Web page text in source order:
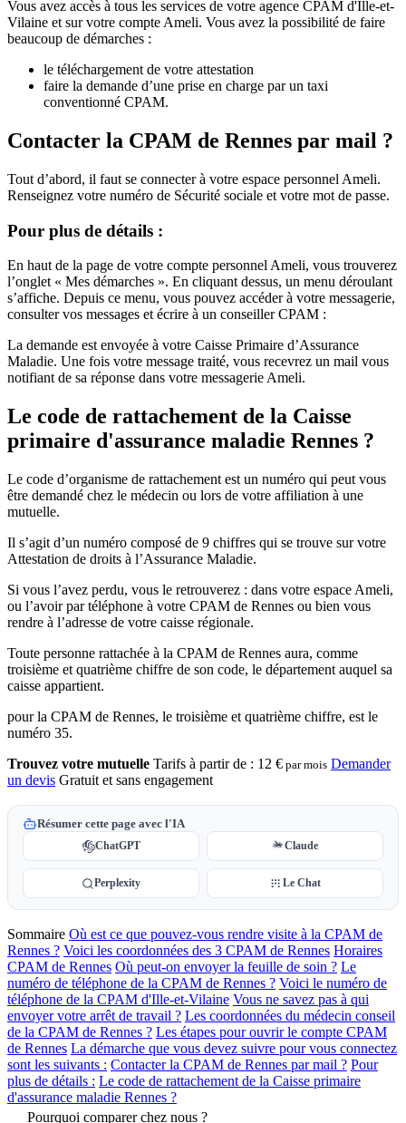
Vous avez accès à tous les services de votre agence CPAM d'Ille-et-
Vilaine et sur votre compte Ameli. Vous avez la possibilité de faire
beaucoup de démarches :
le téléchargement de votre attestation
faire la demande d’une prise en charge par un taxi
conventionné CPAM.
Contacter la CPAM de Rennes par mail ?
Tout d’abord, il faut se connecter à votre espace personnel Ameli.
Renseignez votre numéro de Sécurité sociale et votre mot de passe.
Pour plus de détails :
En haut de la page de votre compte personnel Ameli, vous trouverez
l’onglet « Mes démarches ». En cliquant dessus, un menu déroulant
s’affiche. Depuis ce menu, vous pouvez accéder à votre messagerie,
consulter vos messages et écrire à un conseiller CPAM :
La demande est envoyée à votre Caisse Primaire d’Assurance
Maladie. Une fois votre message traité, vous recevrez un mail vous
notifiant de sa réponse dans votre messagerie Ameli.
Le code de rattachement de la Caisse
primaire d'assurance maladie Rennes ?
Le code d’organisme de rattachement est un numéro qui peut vous
être demandé chez le médecin ou lors de votre affiliation à une
mutuelle.
Il s’agit d’un numéro composé de 9 chiffres qui se trouve sur votre
Attestation de droits à l’Assurance Maladie.
Si vous l’avez perdu, vous le retrouverez : dans votre espace Ameli,
ou l’avoir par téléphone à votre CPAM de Rennes ou bien vous
rendre à l’adresse de votre caisse régionale.
Toute personne rattachée à la CPAM de Rennes aura, comme
troisième et quatrième chiffre de son code, le département auquel sa
caisse appartient.
pour la CPAM de Rennes, le troisième et quatrième chiffre, est le
numéro 35.
Trouvez votre mutuelle Tarifs à partir de : 12 € par mois Demander
un devis Gratuit et sans engagement
Résumer cette page avec l'IA
ChatGPT Claude
Perplexity Le Chat
Sommaire Où est ce que pouvez-vous rendre visite à la CPAM de
Rennes ? Voici les coordonnées des 3 CPAM de Rennes Horaires
CPAM de Rennes Où peut-on envoyer la feuille de soin ? Le
numéro de téléphone de la CPAM de Rennes ? Voici le numéro de
téléphone de la CPAM d'Ille-et-Vilaine Vous ne savez pas à qui
envoyer votre arrêt de travail ? Les coordonnées du médecin conseil
de la CPAM de Rennes ? Les étapes pour ouvrir le compte CPAM
de Rennes La démarche que vous devez suivre pour vous connectez
sont les suivants : Contacter la CPAM de Rennes par mail ? Pour
plus de détails : Le code de rattachement de la Caisse primaire
d'assurance maladie Rennes ?
Pourquoi comparer chez nous ?